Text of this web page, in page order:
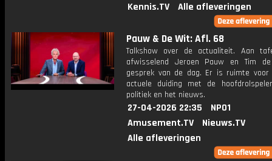
Kennis.TV
Alle afleveringen
Pauw & De Wit: Afl. 68
Talkshow over de actualiteit. Aan
afwisselend Jeroen Pauw en Tim
gesprek van de dag. Er is ruimte
actuele duiding met de
politiek en het nieuws.
27-04-2026 22:35
NPO1
Amusement.TV
Nieuws.TV
Alle afleveringen